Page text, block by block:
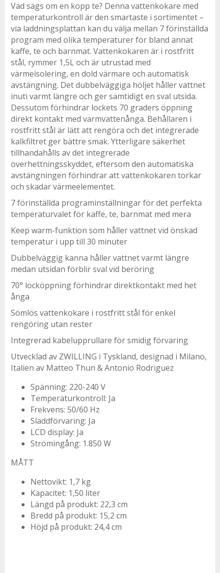
Vad sägs om en kopp te? Denna vattenkokare med
temperaturkontroll är den smartaste i sortimentet –
via laddningsplattan kan du välja mellan 7 förinställda
program med olika temperaturer för bland annat
kaffe, te och barnmat. Vattenkokaren är i rostfritt
stål, rymmer 1,5L och är utrustad med
värmeisolering, en dold värmare och automatisk
avstängning. Det dubbelväggiga höljet håller vattnet
inuti varmt längre och ger samtidigt en sval utsida.
Dessutom förhindrar lockets 70 graders öppning
direkt kontakt med varmvattenånga. Behållaren i
rostfritt stål är lätt att rengöra och det integrerade
kalkfiltret ger bättre smak. Ytterligare säkerhet
tillhandahålls av det integrerade
överhettningsskyddet, eftersom den automatiska
avstängningen förhindrar att vattenkokaren torkar
och skadar värmeelementet.
7 förinställda programinställningar för det perfekta
temperaturvalet för kaffe, te, barnmat med mera
Keep warm-funktion som håller vattnet vid önskad
temperatur i upp till 30 minuter
Dubbelväggig kanna håller vattnet varmt längre
medan utsidan förblir sval vid beröring
70° locköppning förhindrar direktkontakt med het
ånga
Sömlös vattenkokare i rostfritt stål för enkel
rengöring utan rester
Integrerad kabelupprullare för smidig förvaring
Utvecklad av ZWILLING i Tyskland, designad i Milano,
Italien av Matteo Thun & Antonio Rodriguez
Spänning: 220-240 V
Temperaturkontroll: Ja
Frekvens: 50/60 Hz
Sladdförvaring: Ja
LCD display: Ja
Strömingång: 1.850 W
MÅTT
Nettovikt: 1,7 kg
Kapacitet: 1,50 liter
Längd på produkt: 22,3 cm
Bredd på produkt: 15,2 cm
Höjd på produkt: 24,4 cm